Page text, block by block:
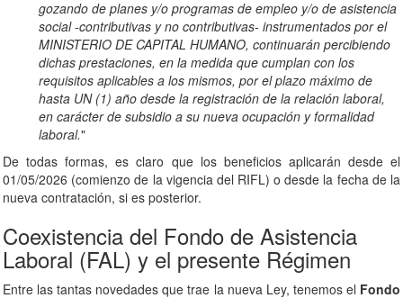
gozando de planes y/o programas de empleo y/o de asistencia
social -contributivas y no contributivas- instrumentados por el
MINISTERIO DE CAPITAL HUMANO, continuarán percibiendo
dichas prestaciones, en la medida que cumplan con los
requisitos aplicables a los mismos, por el plazo máximo de
hasta UN (1) año desde la registración de la relación laboral,
en carácter de subsidio a su nueva ocupación y formalidad
laboral."
De todas formas, es claro que los beneficios aplicarán desde el
01/05/2026 (comienzo de la vigencia del RIFL) o desde la fecha de la
nueva contratación, si es posterior.
Coexistencia del Fondo de Asistencia
Laboral (FAL) y el presente Régimen
Entre las tantas novedades que trae la nueva Ley, tenemos el Fondo